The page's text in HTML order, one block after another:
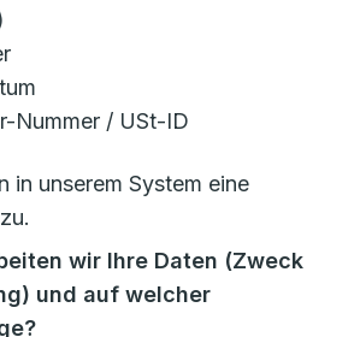
Nummer / USt-ID
in unserem System eine
wir Ihre Daten (Zweck
und auf welcher